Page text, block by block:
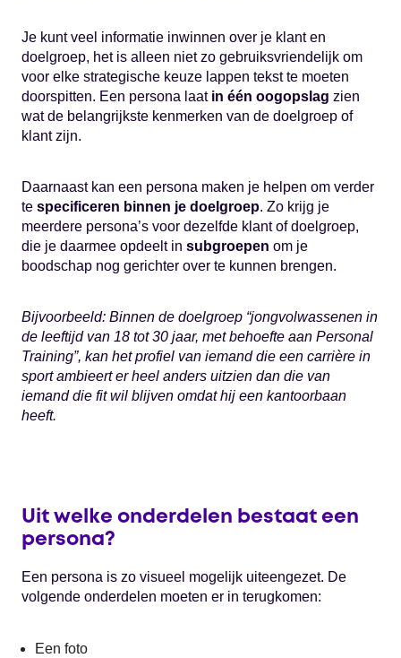
Je kunt veel informatie inwinnen over je klant en
doelgroep, het is alleen niet zo gebruiksvriendelijk om
voor elke strategische keuze lappen tekst te moeten
doorspitten. Een persona laat in één oogopslag zien
wat de belangrijkste kenmerken van de doelgroep of
klant zijn.
Daarnaast kan een persona maken je helpen om verder
te specificeren binnen je doelgroep. Zo krijg je
meerdere persona’s voor dezelfde klant of doelgroep,
die je daarmee opdeelt in subgroepen om je
boodschap nog gerichter over te kunnen brengen.
Bijvoorbeeld: Binnen de doelgroep “jongvolwassenen in
de leeftijd van 18 tot 30 jaar, met behoefte aan Personal
Training”, kan het profiel van iemand die een carrière in
sport ambieert er heel anders uitzien dan die van
iemand die fit wil blijven omdat hij een kantoorbaan
heeft.
Uit welke onderdelen bestaat een
persona?
Een persona is zo visueel mogelijk uiteengezet. De
volgende onderdelen moeten er in terugkomen:
Een foto